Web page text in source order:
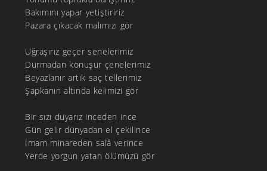
Bakımını yapar yetiştiririz
Pazara çıkacak malımızı gör
Uğraşırız geçer senelerimiz
Durmadan konuşur çenelerimiz
Beyazlanır artık saç tellerimiz
Şapkanın altında kelimizi gör
Bir sızı duyarız inceden ince
Gün gelir dünyadan el çekilince
İmam minareden salâ verince
Yerde yorgun yatan ölümüzü gör